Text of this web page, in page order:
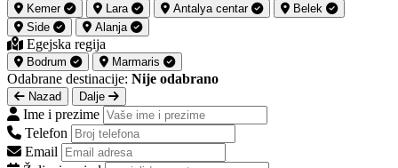
Kemer Lara Antalya centar
Belek
Side
Alanja
Egejska regija
Bodrum Marmaris
Odabrane destinacije: Nije odabrano
Nazad Dalje
Ime i prezime
Telefon
Email